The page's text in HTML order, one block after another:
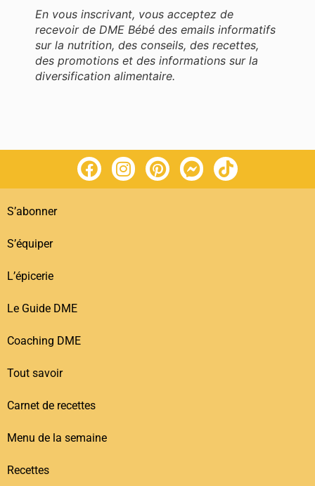
En vous inscrivant, vous acceptez de
recevoir de DME Bébé des emails informatifs
sur la nutrition, des conseils, des recettes,
des promotions et des informations sur la
diversification alimentaire.
S’abonner
S’équiper
L’épicerie
Le Guide DME
Coaching DME
Tout savoir
Carnet de recettes
Menu de la semaine
Recettes